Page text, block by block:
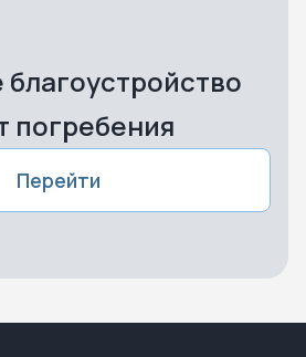
погребения
Перейти